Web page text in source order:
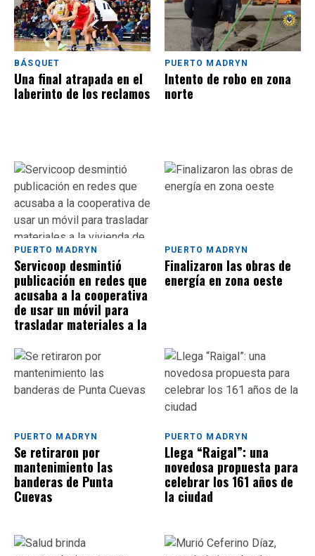
BÁSQUET
Una final atrapada en el
laberinto de los reclamos
PUERTO MADRYN
Intento de robo en zona
norte
PUERTO MADRYN
Servicoop desmintió
publicación en redes que
acusaba a la cooperativa
de usar un móvil para
trasladar materiales a la
PUERTO MADRYN
Finalizaron las obras de
energía en zona oeste
PUERTO MADRYN
Se retiraron por
mantenimiento las
banderas de Punta
Cuevas
PUERTO MADRYN
Llega “Raigal”: una
novedosa propuesta para
celebrar los 161 años de
la ciudad